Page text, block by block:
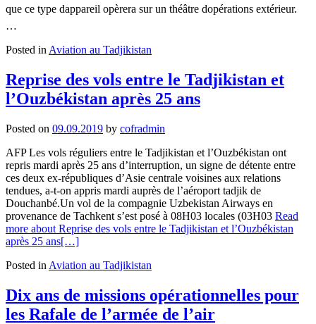
que ce type dappareil opèrera sur un théâtre dopérations extérieur.
…
Posted in Aviation au Tadjikistan
Reprise des vols entre le Tadjikistan et
l’Ouzbékistan après 25 ans
Posted on 09.09.2019 by cofradmin
AFP Les vols réguliers entre le Tadjikistan et l’Ouzbékistan ont
repris mardi après 25 ans d’interruption, un signe de détente entre
ces deux ex-républiques d’Asie centrale voisines aux relations
tendues, a-t-on appris mardi auprès de l’aéroport tadjik de
Douchanbé.Un vol de la compagnie Uzbekistan Airways en
provenance de Tachkent s’est posé à 08H03 locales (03H03 Read
more about Reprise des vols entre le Tadjikistan et l’Ouzbékistan
après 25 ans[…]
Posted in Aviation au Tadjikistan
Dix ans de missions opérationnelles pour
les Rafale de l’armée de l’air